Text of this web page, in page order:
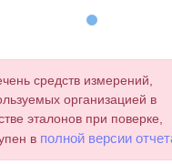
средств измерений,
организацией в
эталонов при поверке,
в полной версии